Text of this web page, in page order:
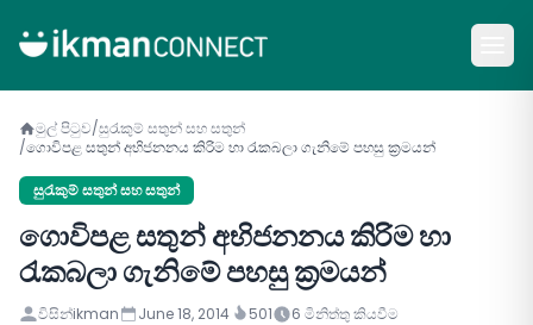
මුල් පිටුව/සුරැකුම් සතුන් සහ සතුන්
/ගොවිපළ සතුන් අභිජනනය කිරිම හා රැකබලා ගැනිමේ පහසු ක‍්‍රමයන්
සුරැකුම් සතුන් සහ සතුන්
ගොවිපළ සතුන් අභිජනනය කිරිම හා
රැකබලා ගැනිමේ පහසු ක‍්‍රමයන්
විසින්ikman June 18, 2014 501 6 මිනිත්තු කියවීම